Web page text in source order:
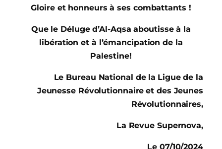
Gloire et honneurs à ses combattants !
Que le Déluge d’Al-Aqsa aboutisse à la
libération et à l’émancipation de la
Palestine!
Le Bureau National de la Ligue de la
Jeunesse Révolutionnaire et des Jeunes
Révolutionnaires,
La Revue Supernova,
Le 07/10/2024